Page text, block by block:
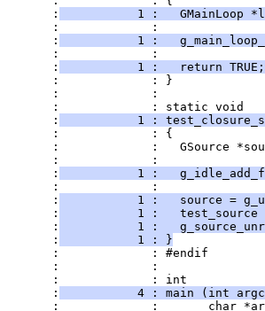
:
1 :   GMainLoop
:             :
:
1 :
:             :
:
           1 :   return TRUE;
:             : }
:             :
:             : static void
:
1 :
:             : {
:             :   GSource
:             :
:
1 :
:             :
:
1 :   source =
:
1 :   test_source
:
1 :
:
           1 : }
:             : #endif
:             :
:             : int
:
4 : main (int
:             :       char